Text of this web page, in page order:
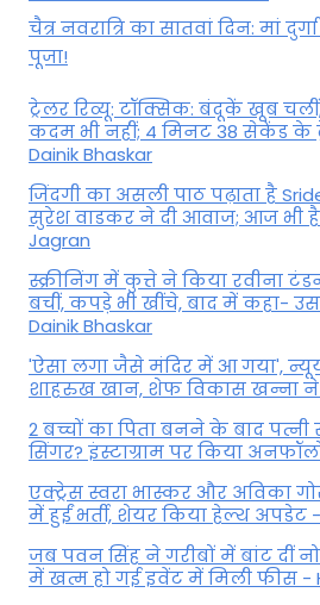
चैत्र नवरात्रि का सातवां दिन: मां
पूजा!
ट्रेलर रिव्यू: टॉक्सिक: बंदूकें खूब
कदम भी नहीं; 4 मिनट 38 सेकेंड के
Dainik Bhaskar
जिंदगी का असली पाठ पढ़ाता है
सुरेश वाडकर ने दी आवाज; आज भी
Jagran
स्क्रीनिंग में कुत्ते ने किया रवीना
बचीं, कपड़े भी खींचे, बाद में कहा-
Dainik Bhaskar
'ऐसा लगा जैसे मंदिर में आ गया',
शाहरुख खान, शेफ विकास खन्ना ने
2 बच्चों का पिता बनने के बाद
सिंगर? इंस्टाग्राम पर किया
एक्ट्रेस स्वरा भास्कर और अविका
में हुईं भर्ती, शेयर किया हेल्थ अपडेट
जब पवन सिंह ने गरीबों में बांट दीं
में खत्म हो गई इवेंट में मिली फीस -